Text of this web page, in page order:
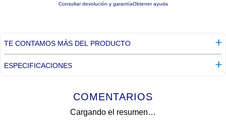
Consultar devolución y garantíaObtener ayuda
TE CONTAMOS MÁS DEL PRODUCTO
ESPECIFICACIONES
COMENTARIOS
Cargando el resumen…